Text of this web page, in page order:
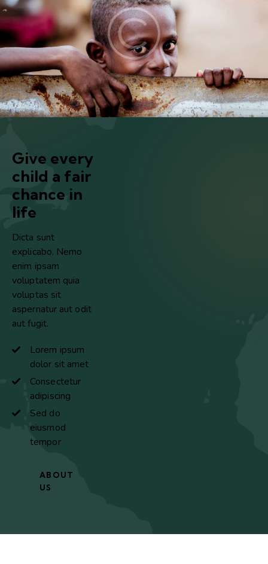
Give every
child a fair
chance in
life
Dicta sunt
explicabo. Nemo
enim ipsam
voluptatem quia
voluptas sit
aspernatur aut odit
aut fugit.
Lorem ipsum
dolor sit amet
Consectetur
adipiscing
Sed do
eiusmod
tempor
ABOUT
US